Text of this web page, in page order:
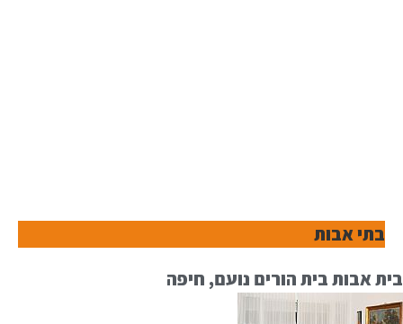
בתי אבות
בית אבות בית הורים נועם, חיפה